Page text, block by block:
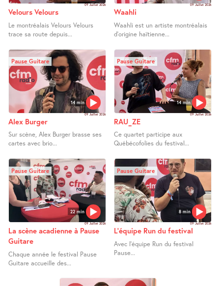
09 Juillet 2026
Velours Velours
Le montréalais Velours Velours
trace sa route depuis...
09 Juillet 2026
Waahli
Waahli est un artiste montréalais
d’origine haïtienne...
14 min
Pause Guitare
09 Juillet 2026
Alex Burger
Sur scène, Alex Burger brasse ses
cartes avec brio...
14 min
Pause Guitare
09 Juillet 2026
RAU_ZE
Ce quartet participe aux
Québécofolies du festival...
22 min
Pause Guitare
09 Juillet 2026
La scène acadienne à Pause
Guitare
Chaque année le festival Pause
Guitare accueille des...
8 min
Pause Guitare
09 Juillet 2026
L’équipe Run du festival
Avec l’équipe Run du festival
Pause...